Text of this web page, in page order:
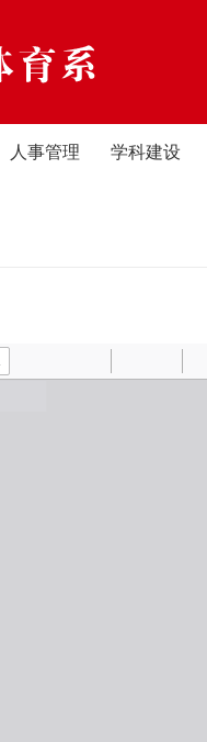
人事管理 学科建设